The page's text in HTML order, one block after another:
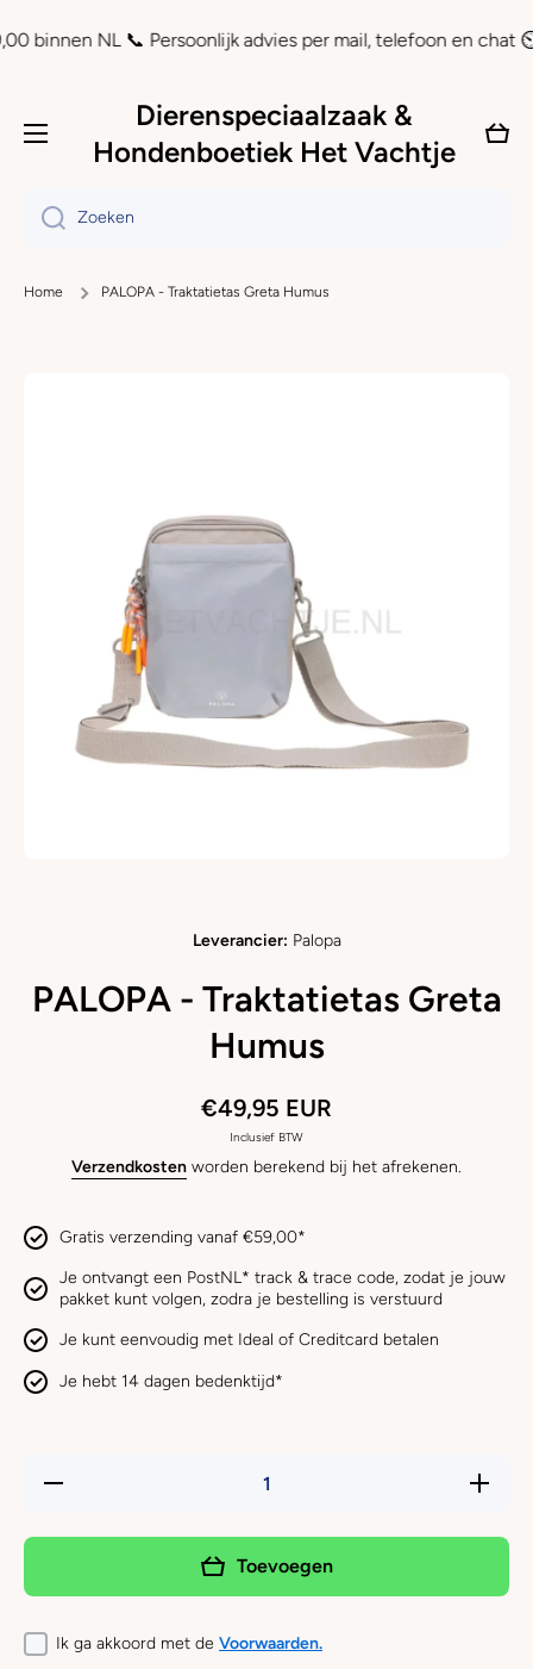
Doorgaan naar artikel
NL 📞 Persoonlijk advies per mail, telefoon en chat ⏲
Dierenspeciaalzaak &
Hondenboetiek Het Vachtje
Zoeken
Home PALOPA - Traktatietas Greta Humus
Leverancier: Palopa
PALOPA - Traktatietas Greta
Humus
€49,95 EUR
Inclusief BTW
Verzendkosten worden berekend bij het afrekenen.
Gratis verzending vanaf €59,00*
Je ontvangt een PostNL* track & trace code, zodat je jouw
pakket kunt volgen, zodra je bestelling is verstuurd
Je kunt eenvoudig met Ideal of Creditcard betalen
Je hebt 14 dagen bedenktijd*
Hoeveelheid
Verhoog
Humus
Toevoegen
Ik ga akkoord met de Voorwaarden.